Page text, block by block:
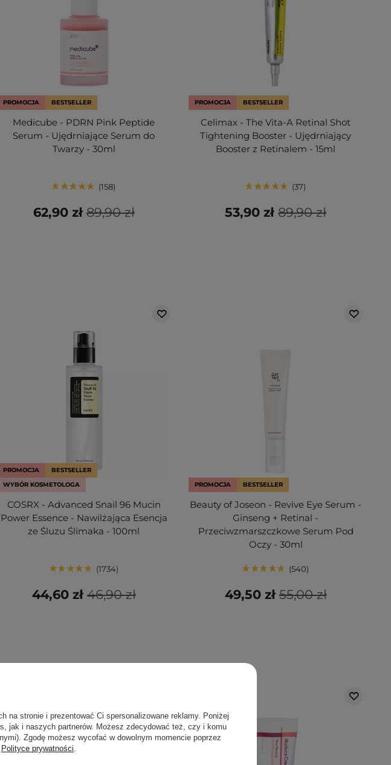
PROMOCJA BESTSELLER
Medicube - PDRN Pink Peptide
Serum - Ujędrniające Serum do
Twarzy - 30ml
158
89,90 zł
62,90 zł
PROMOCJA BESTSELLER
Celimax - The Vita-A Retinal Shot
Tightening Booster - Ujędrniający
Booster z Retinalem - 15ml
37
89,90 zł
53,90 zł
PROMOCJA
BESTSELLER
WYBÓR KOSMETOLOGA
COSRX - Advanced Snail 96 Mucin
Power Essence - Nawilżająca Esencja
ze Śluzu Ślimaka - 100ml
1734
46,90 zł
44,60 zł
PROMOCJA BESTSELLER
Beauty of Joseon - Revive Eye Serum -
Ginseng + Retinal -
Przeciwzmarszczkowe Serum Pod
Oczy - 30ml
540
55,00 zł
49,50 zł
na stronie i prezentować Ci spersonalizowane reklamy. Poniżej
jak i naszych partnerów. Możesz zdecydować też, czy i komu
Zgodę możesz wycofać w dowolnym momencie poprzez
Polityce prywatności.